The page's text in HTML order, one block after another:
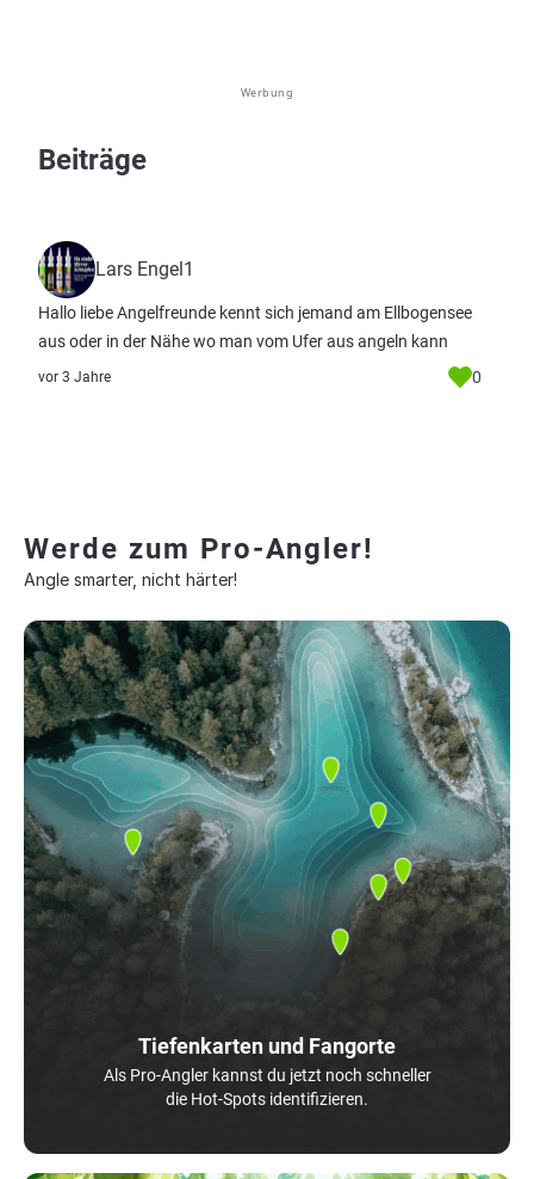
Werbung
Beiträge
Lars Engel1
Hallo liebe Angelfreunde kennt sich jemand am Ellbogensee
aus oder in der Nähe wo man vom Ufer aus angeln kann
vor 3 Jahre 0
Werde zum Pro-Angler!
Angle smarter, nicht härter!
Tiefenkarten und Fangorte
Als Pro-Angler kannst du jetzt noch schneller
die Hot-Spots identifizieren.